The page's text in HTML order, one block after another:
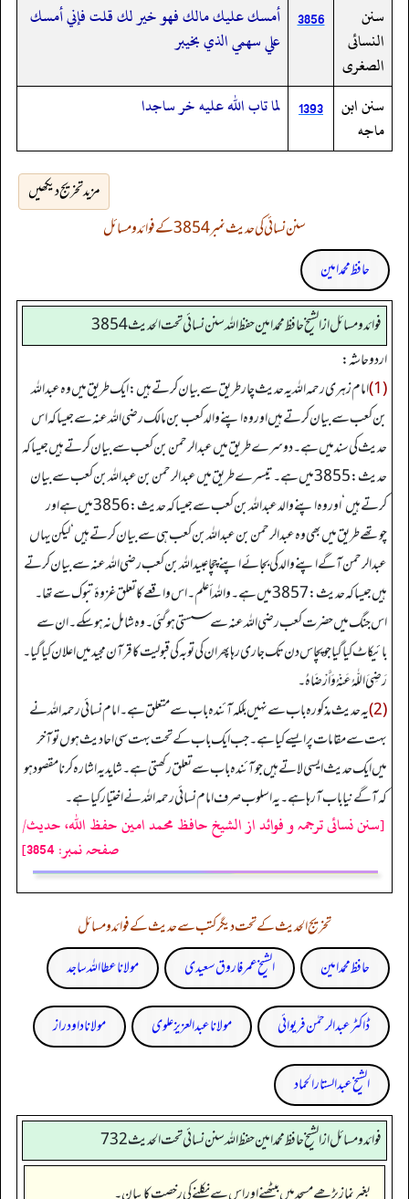
سنن
النسائى
الصغرى
3856 أمسك عليك مالك فهو خير لك قلت فإني أمسك
علي سهمي الذي بخيبر
سنن ابن
ماجه
1393 لما تاب الله عليه خر ساجدا
مزید تخریج دیکھیں
سنن نسائی کی حدیث نمبر 3854 کے فوائد و مسائل
حافظ محمد امین
فوائد ومسائل از الشيخ حافظ محمد امين حفظ الله سنن نسائي تحت الحديث3854
اردو حاشہ:
(1) امام زہری رحمہ اللہ یہ حدیث چار طریق سے بیان کرتے ہیں: ایک طریق میں وہ عبداللہ
بن کعب سے بیان کرتے ہیں اور وہ اپنے والد کعب بن مالک رضی اللہ عنہ سے جیسا کہ اس
حدیث کی سند میں ہے۔ دوسرے طریق میں عبدالرحمن بن کعب سے بیان کرتے ہیں جیسا کہ
حدیث: 3855 میں ہے۔ تیسرے طریق میں عبدالرحمن بن عبداللہ بن کعب سے بیان
کرتے ہیں‘ اور وہ اپنے والد عبداللہ بن کعب سے جیسا کہ حدیث: 3856 میں ہے اور
چوتھے طریق میں بھی وہ عبدالرحمن بن عبداللہ بن کعب ہی سے بیان کرتے ہیں‘ لیکن یہاں
عبدالرحمن آگے اپنے والد کی بجائے اپنے چچا عبیداللہ بن کعب رضی اللہ عنہ سے بیان کرتے
ہیں جیسا کہ حدیث: 3857 میں ہے۔ واللہ أعلم۔ اس واقعے کا تعلق غزوۂ تبوک سے تھا۔
اس جنگ میں حضرت کعب رضی اللہ عنہ سے سستی ہوگئی۔ وہ شامل نہ ہوسکے۔ ان سے
بائیکاٹ کیا گیا جو پچاس دن تک جاری رہا پھر ان کی توبہ کی قبولیت کا قرآن مجید میں اعلان کیا گیا۔
رَضِيَ اللّٰہُ عَنْهُ وَأَرْضَاہُ۔
(2) یہ حدیث مذکورہ باب سے نہیں بلکہ آئندہ باب سے متعلق ہے۔ امام نسائی رحمہ اللہ نے
بہت سے مقامات پر ایسے کیا ہے۔ جب ایک باب کے تحت بہت سی احادیث ہوں تو آخر
میں ایک حدیث ایسی لاتے ہیں جو آئندہ باب سے تعلق رکھتی ہے۔ شاید یہ اشارہ کرنا مقصود ہو
کہ آگے نیا باب آرہا ہے۔ یہ اسلوب صرف امام نسائی رحمہ اللہ نے اختیار کیا ہے۔
[سنن نسائی ترجمہ و فوائد از الشیخ حافظ محمد امین حفظ اللہ، حدیث/
صفحہ نمبر: 3854]
تخریج الحدیث کے تحت دیگر کتب سے حدیث کے فوائد و مسائل
حافظ محمد امین
الشیخ عمر فاروق سعیدی مولانا عطا اللہ ساجد
ڈاکٹر عبدالرحمٰن فریوائی مولانا عبد العزیز علوی مولانا داود راز
الشیخ عبدالستار الحماد
فوائد ومسائل از الشيخ حافظ محمد امين حفظ الله سنن نسائي تحت الحديث 732